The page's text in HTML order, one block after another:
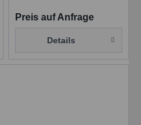
Preis auf Anfrage
Details